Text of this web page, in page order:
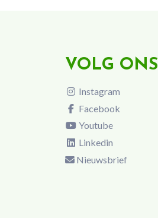
VOLG ONS
Instagram
Facebook
Youtube
Linkedin
Nieuwsbrief